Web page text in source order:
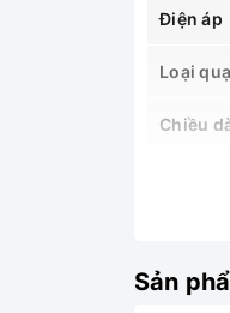
Điện áp
Loại
Chiều
Quạt
Sản